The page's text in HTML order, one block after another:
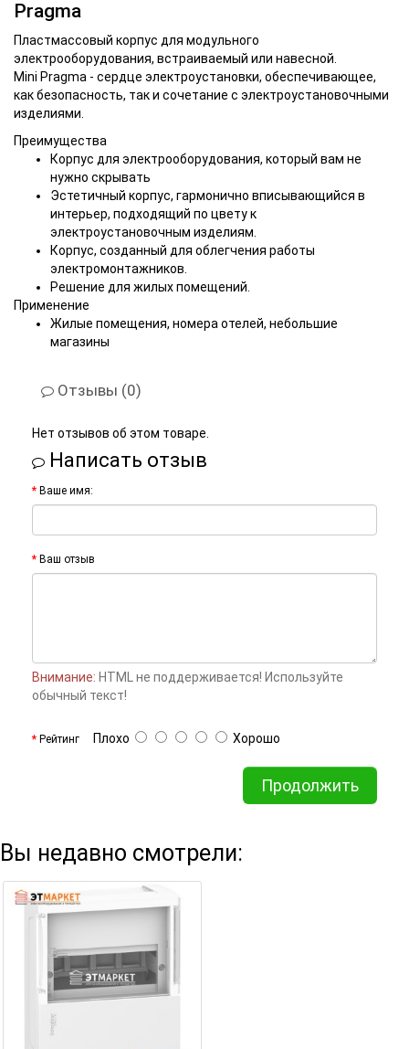
Pragma
Пластмассовый корпус для модульного
электрооборудования, встраиваемый или навесной.
Mini Pragma - сердце электроустановки, обеспечивающее,
как безопасность, так и сочетание с электроустановочными
изделиями.
Преимущества
Корпус для электрооборудования, который вам не
нужно скрывать
Эстетичный корпус, гармонично вписывающийся в
интерьер, подходящий по цвету к
электроустановочным изделиям.
Корпус, созданный для облегчения работы
электромонтажников.
Решение для жилых помещений.
Применение
Жилые помещения, номера отелей, небольшие
магазины
Отзывы (0)
Нет отзывов об этом товаре.
Написать отзыв
Ваше имя:
Ваш отзыв
Внимание: HTML не поддерживается! Используйте
обычный текст!
Рейтинг Плохо Хорошо
Продолжить
Вы недавно смотрели: